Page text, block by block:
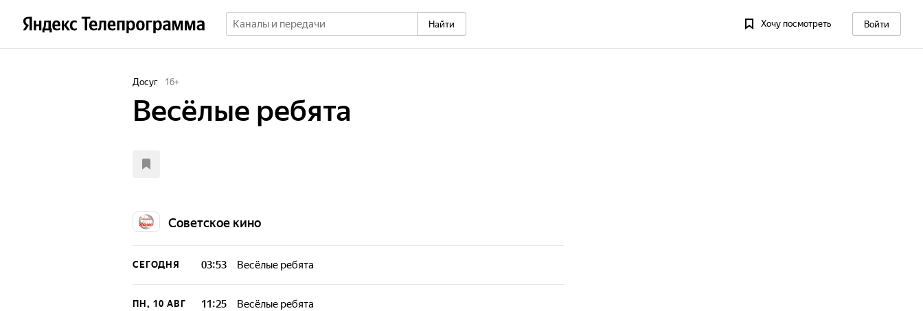
Найти Хочу посмотреть Войти
Досуг 16+
Весёлые ребята
Советское кино
СЕГОДНЯ 03:53 Весёлые ребята
ПН, 10 АВГ 11:25 Весёлые ребята